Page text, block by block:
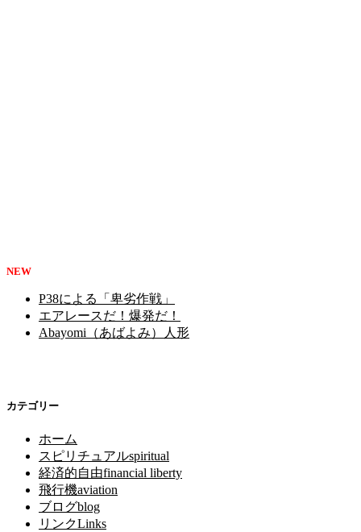
NEW
P38による「卑劣作戦」
エアレースだ！爆発だ！
Abayomi（あばよみ）人形
カテゴリー
ホーム
スピリチュアルspiritual
経済的自由financial liberty
飛行機aviation
ブログblog
リンクLinks